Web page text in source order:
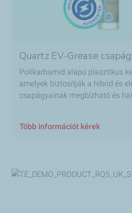
Quartz EV-Grease
Polikarbamid alapú plasztikus
amelyek biztosítják a hibrid és
csapágyainak megbízható és
Több információt kérek